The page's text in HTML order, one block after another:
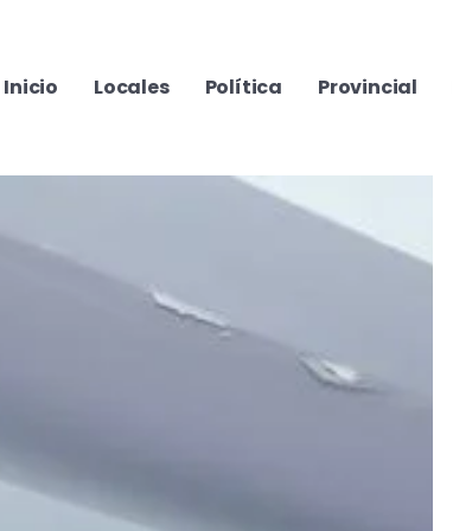
Inicio Locales Política Provincial